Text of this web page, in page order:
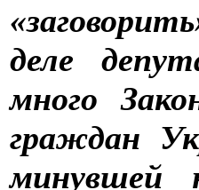
деле
много
граждан
минувшей